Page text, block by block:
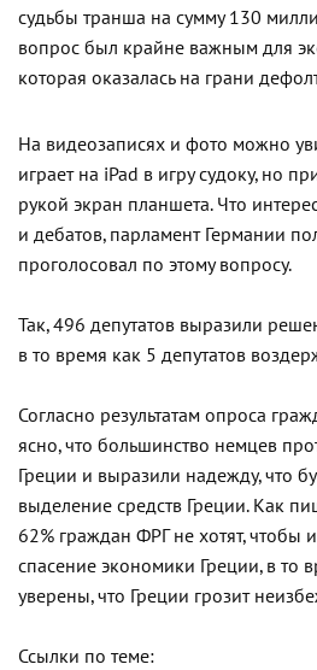
судьбы транша на сумму 130
вопрос был крайне важным для
которая оказалась на грани
На видеозаписях и фото можно
играет на iPad в игру судоку, но
рукой экран планшета. Что
и дебатов, парламент Германии
проголосовал по этому вопросу.
Так, 496 депутатов выразили
в то время как 5 депутатов
Согласно результатам опроса
ясно, что большинство немцев
Греции и выразили надежду, что
выделение средств Греции. Как
62% граждан ФРГ не хотят, чтобы
спасение экономики Греции, в то
уверены, что Греции грозит
Ссылки по теме: